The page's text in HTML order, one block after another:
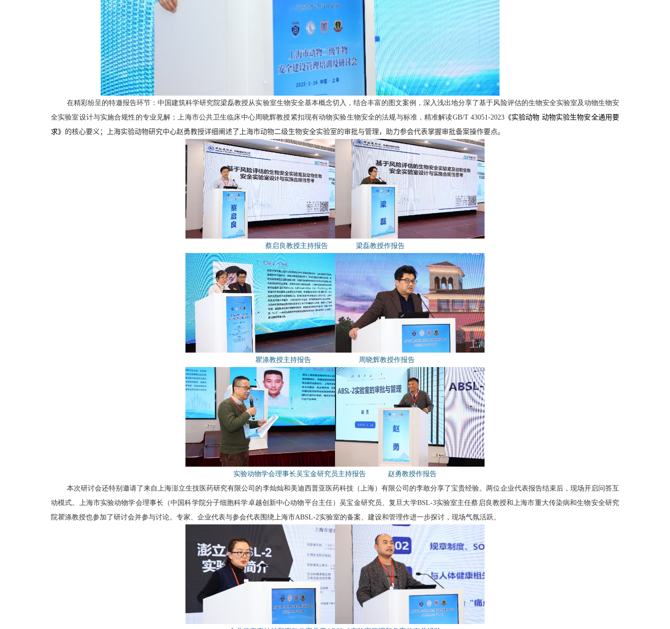
在精彩纷呈的特邀报告环节：中国建筑科学研究院梁磊教授从实验室生物安全基本概念切入，结合丰富的图文案例，深入浅出地分享了基于风险评估的生物安全实验室及动物生物安
全实验室设计与实施合规性的专业见解；上海市公共卫生临床中心周晓辉教授紧扣现有动物实验生物安全的法规与标准，精准解读GB/T 43051-2023《实验动物 动物实验生物安全通用要
求》 的核心要义；上海实验动物研究中心赵勇教授详细阐述了上海市动物二级生物安全实验室的审批与管理，助力参会代表掌握审批备案操作要点。
蔡启良教授主持报告 梁磊教授作报告
瞿涤教授主持报告 周晓辉教授作报告
实验动物学会理事长吴宝金研究员主持报告 赵勇教授作报告
本次研讨会还特别邀请了来自上海澎立生技医药研究有限公司的李灿灿和美迪西普亚医药科技（上海）有限公司的李敢分享了宝贵经验。两位企业代表报告结束后，现场开启问答互
动模式。上海市实验动物学会理事长（中国科学院分子细胞科学卓越创新中心动物平台主任）吴宝金研究员、复旦大学BSL-3实验室主任蔡启良教授和上海市重大传染病和生物安全研究
院瞿涤教授也参加了研讨会并参与讨论。专家、企业代表与参会代表围绕上海市ABSL-2实验室的备案、建设和管理作进一步探讨，现场气氛活跃。